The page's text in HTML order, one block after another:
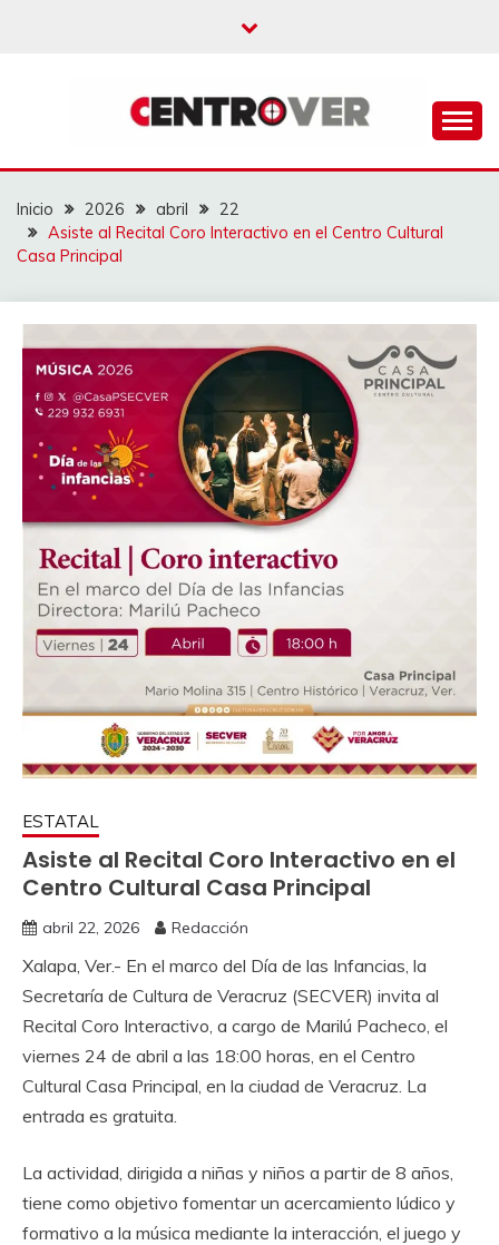
CENTROVER
NOTICIAS
Inicio 2026 abril
22
Asiste al Recital Coro Interactivo en el Centro Cultural
Casa Principal
ESTATAL
Asiste al Recital Coro Interactivo en el
Centro Cultural Casa Principal
abril 22, 2026 Redacción
Xalapa, Ver.- En el marco del Día de las Infancias, la
Secretaría de Cultura de Veracruz (SECVER) invita al
Recital Coro Interactivo, a cargo de Marilú Pacheco, el
viernes 24 de abril a las 18:00 horas, en el Centro
Cultural Casa Principal, en la ciudad de Veracruz. La
entrada es gratuita.
La actividad, dirigida a niñas y niños a partir de 8 años,
tiene como objetivo fomentar un acercamiento lúdico y
formativo a la música mediante la interacción, el juego y